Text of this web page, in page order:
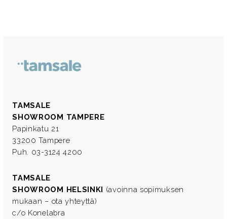
TAMSALE
SHOWROOM TAMPERE
Papinkatu 21
33200 Tampere
Puh. 03-3124 4200
TAMSALE
SHOWROOM HELSINKI (avoinna sopimuksen
mukaan – ota yhteyttä)
c/o Konelabra